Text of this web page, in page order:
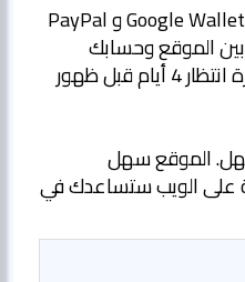
أحد الاختلافات الرئيسية بين Google Wallet و PayPal
الموقع وحسابك
المصرفي. يتطلب PayPal فترة انتظار 4 أيام قبل ظهور
الموقع سهل
على الويب ستساعدك في